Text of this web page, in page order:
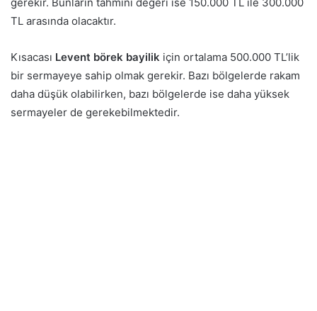
TL arasında olacaktır.
Kısacası Levent börek bayilik için ortalama 500.000 TL’lik
bir sermayeye sahip olmak gerekir. Bazı bölgelerde rakam
daha düşük olabilirken, bazı bölgelerde ise daha yüksek
sermayeler de gerekebilmektedir.